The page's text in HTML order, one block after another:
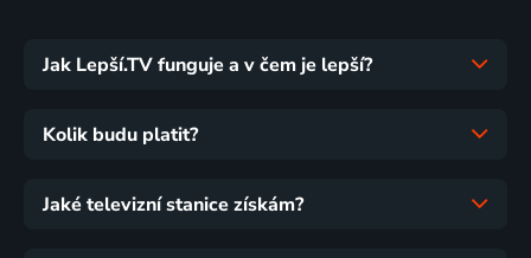
Jak Lepší.TV funguje a v čem je lepší?
Kolik budu platit?
Jaké televizní stanice získám?